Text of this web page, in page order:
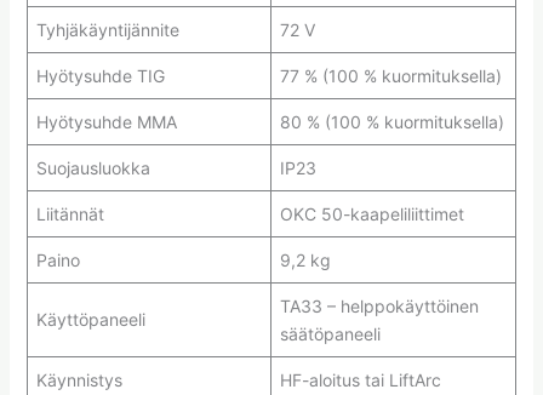
Tyhjäkäyntijännite 72 V
Hyötysuhde TIG 77 % (100 % kuormituksella)
Hyötysuhde MMA 80 % (100 % kuormituksella)
Suojausluokka IP23
Liitännät OKC 50-kaapeliliittimet
Paino 9,2 kg
Käyttöpaneeli
TA33 – helppokäyttöinen
säätöpaneeli
Käynnistys HF-aloitus tai LiftArc